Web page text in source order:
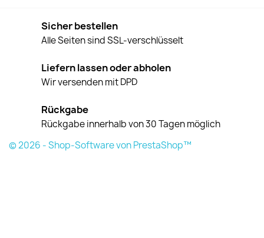
Sicher bestellen
Alle Seiten sind SSL-verschlüsselt
Liefern lassen oder abholen
Wir versenden mit DPD
Rückgabe
Rückgabe innerhalb von 30 Tagen möglich
© 2026 - Shop-Software von PrestaShop™